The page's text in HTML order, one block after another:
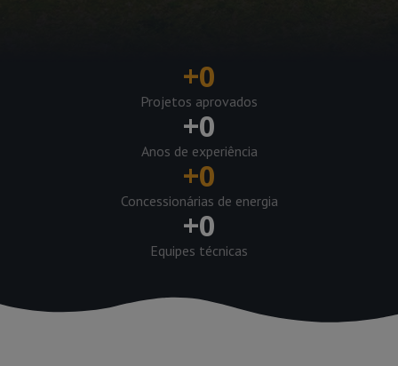
+0
Projetos aprovados
+0
Anos de experiência
+0
Concessionárias de energia
+0
Equipes técnicas